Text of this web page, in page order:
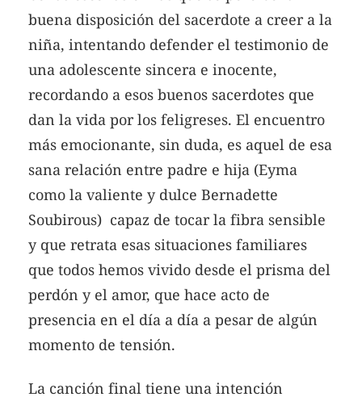
buena disposición del sacerdote a creer a la
niña, intentando defender el testimonio de
una adolescente sincera e inocente,
recordando a esos buenos sacerdotes que
dan la vida por los feligreses. El encuentro
más emocionante, sin duda, es aquel de esa
sana relación entre padre e hija (Eyma
como la valiente y dulce Bernadette
Soubirous) capaz de tocar la fibra sensible
y que retrata esas situaciones familiares
que todos hemos vivido desde el prisma del
perdón y el amor, que hace acto de
presencia en el día a día a pesar de algún
momento de tensión.
La canción final tiene una intención